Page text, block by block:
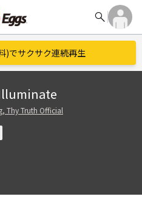
search
)でサクサク連続再生
Thy Truth Official